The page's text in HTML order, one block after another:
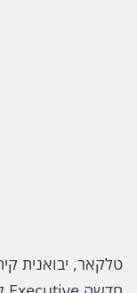
טלקאר, יבואנית